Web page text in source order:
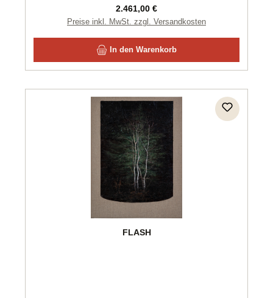
Regulärer Preis:
2.461,00 €
Preise inkl. MwSt. zzgl. Versandkosten
In den Warenkorb
FLASH